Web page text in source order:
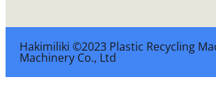
Hakimiliki ©2023 Plastic Recycling
Machinery Co., Ltd